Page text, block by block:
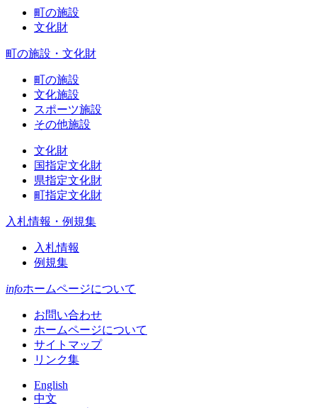
町の施設
文化財
町の施設・文化財
町の施設
文化施設
スポーツ施設
その他施設
文化財
国指定文化財
県指定文化財
町指定文化財
入札情報・例規集
入札情報
例規集
infoホームページについて
お問い合わせ
ホームページについて
サイトマップ
リンク集
English
中文